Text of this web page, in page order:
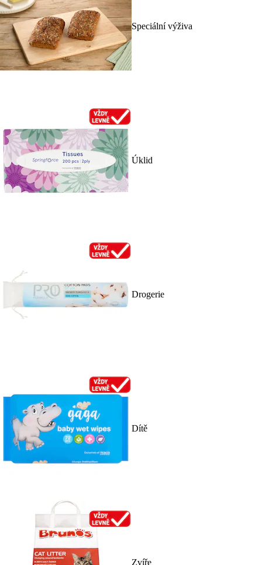
Speciální výživa
Úklid
Drogerie
Dítě
Zvíře